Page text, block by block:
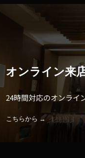
オンライン来
24時間対応のオンライ
こちらから →